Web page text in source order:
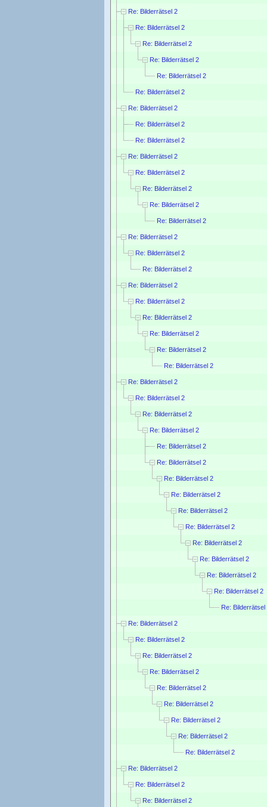
Re: Bilderrätsel 2
Re: Bilderrätsel 2
Re: Bilderrätsel 2
Re: Bilderrätsel 2
Re: Bilderrätsel 2
Re: Bilderrätsel 2
Re: Bilderrätsel 2
Re: Bilderrätsel 2
Re: Bilderrätsel 2
Re: Bilderrätsel 2
Re: Bilderrätsel 2
Re: Bilderrätsel 2
Re: Bilderrätsel 2
Re: Bilderrätsel 2
Re: Bilderrätsel 2
Re: Bilderrätsel 2
Re: Bilderrätsel 2
Re: Bilderrätsel 2
Re: Bilderrätsel 2
Re: Bilderrätsel 2
Re: Bilderrätsel 2
Re: Bilderrätsel 2
Re: Bilderrätsel 2
Re: Bilderrätsel 2
Re: Bilderrätsel 2
Re: Bilderrätsel 2
Re: Bilderrätsel 2
Re: Bilderrätsel 2
Re: Bilderrätsel 2
Re: Bilderrätsel 2
Re: Bilderrätsel 2
Re: Bilderrätsel 2
Re: Bilderrätsel 2
Re: Bilderrätsel 2
Re: Bilderrätsel 2
Re: Bilderrätsel 2
Re: Bilderrätsel 2
Re: Bilderrätsel
Re: Bilderrätsel 2
Re: Bilderrätsel 2
Re: Bilderrätsel 2
Re: Bilderrätsel 2
Re: Bilderrätsel 2
Re: Bilderrätsel 2
Re: Bilderrätsel 2
Re: Bilderrätsel 2
Re: Bilderrätsel 2
Re: Bilderrätsel 2
Re: Bilderrätsel 2
Re: Bilderrätsel 2